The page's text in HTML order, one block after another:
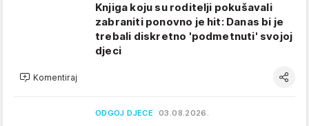
Knjiga koju su roditelji pokušavali
zabraniti ponovno je hit: Danas bi je
trebali diskretno 'podmetnuti' svojoj
djeci
Komentiraj
ODGOJ DJECE 03.08.2026.